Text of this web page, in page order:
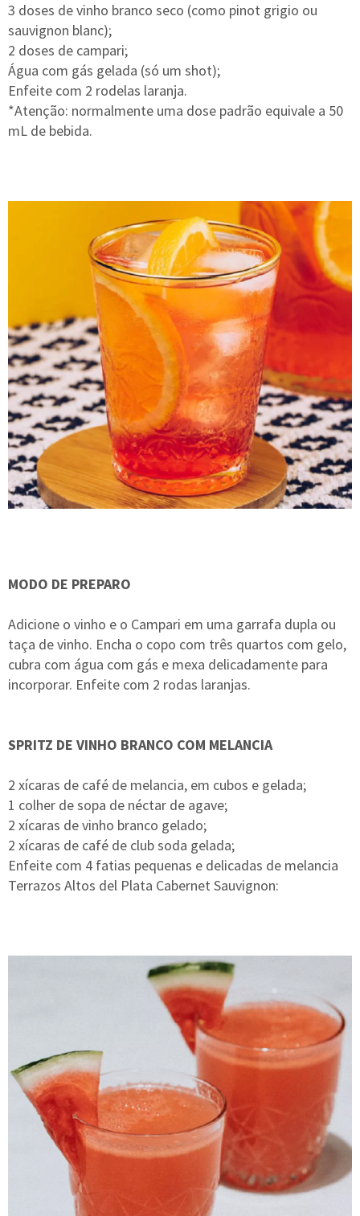
3 doses de vinho branco seco (como pinot grigio ou
sauvignon blanc);
2 doses de campari;
Água com gás gelada (só um shot);
Enfeite com 2 rodelas laranja.
*Atenção: normalmente uma dose padrão equivale a 50
mL de bebida.
MODO DE PREPARO
Adicione o vinho e o Campari em uma garrafa dupla ou
taça de vinho. Encha o copo com três quartos com gelo,
cubra com água com gás e mexa delicadamente para
incorporar. Enfeite com 2 rodas laranjas.
SPRITZ DE VINHO BRANCO COM MELANCIA
2 xícaras de café de melancia, em cubos e gelada;
1 colher de sopa de néctar de agave;
2 xícaras de vinho branco gelado;
2 xícaras de café de club soda gelada;
Enfeite com 4 fatias pequenas e delicadas de melancia
Terrazos Altos del Plata Cabernet Sauvignon: